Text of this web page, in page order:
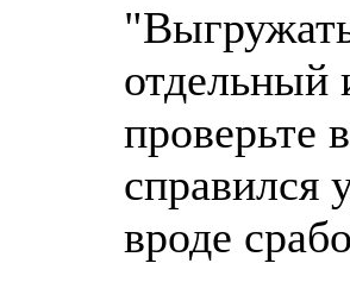
отдельный
проверьте
справился
вроде